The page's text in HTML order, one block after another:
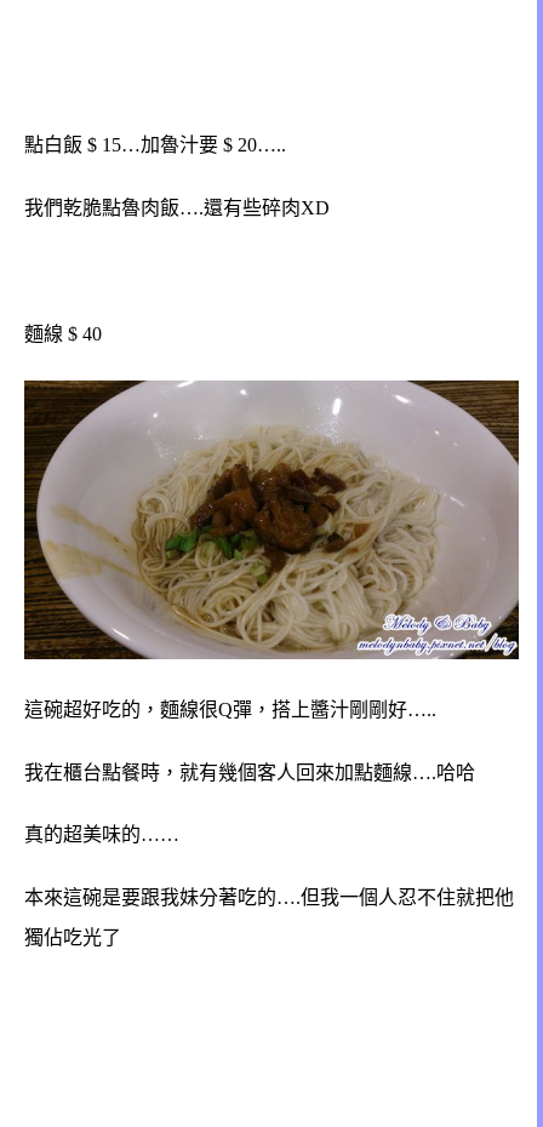
點白飯 $ 15…加魯汁要 $ 20…..
我們乾脆點魯肉飯….還有些碎肉XD
麵線 $ 40
這碗超好吃的，麵線很Q彈，搭上醬汁剛剛好…..
我在櫃台點餐時，就有幾個客人回來加點麵線….哈哈
真的超美味的……
本來這碗是要跟我妹分著吃的….但我一個人忍不住就把他
獨佔吃光了